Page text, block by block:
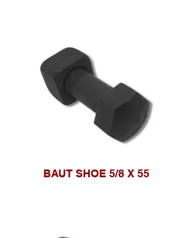
BAUT SHOE 5/8 X 55